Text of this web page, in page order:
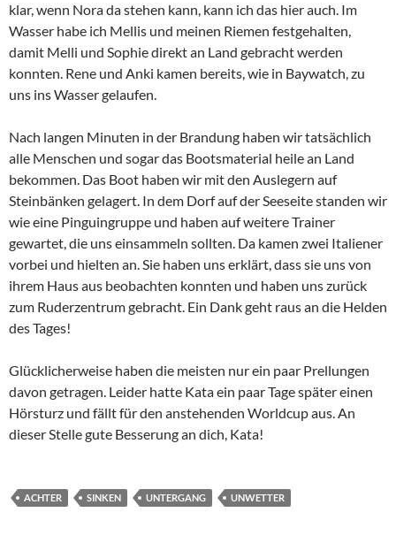
klar, wenn Nora da stehen kann, kann ich das hier auch. Im
Wasser habe ich Mellis und meinen Riemen festgehalten,
damit Melli und Sophie direkt an Land gebracht werden
konnten. Rene und Anki kamen bereits, wie in Baywatch, zu
uns ins Wasser gelaufen.
Nach langen Minuten in der Brandung haben wir tatsächlich
alle Menschen und sogar das Bootsmaterial heile an Land
bekommen. Das Boot haben wir mit den Auslegern auf
Steinbänken gelagert. In dem Dorf auf der Seeseite standen wir
wie eine Pinguingruppe und haben auf weitere Trainer
gewartet, die uns einsammeln sollten. Da kamen zwei Italiener
vorbei und hielten an. Sie haben uns erklärt, dass sie uns von
ihrem Haus aus beobachten konnten und haben uns zurück
zum Ruderzentrum gebracht. Ein Dank geht raus an die Helden
des Tages!
Glücklicherweise haben die meisten nur ein paar Prellungen
davon getragen. Leider hatte Kata ein paar Tage später einen
Hörsturz und fällt für den anstehenden Worldcup aus. An
dieser Stelle gute Besserung an dich, Kata!
ACHTER SINKEN UNTERGANG UNWETTER